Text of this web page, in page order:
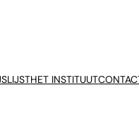
HET INSTITUUT